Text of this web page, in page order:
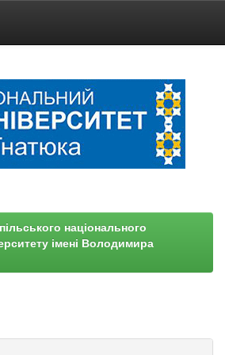
національного
імені Володимира